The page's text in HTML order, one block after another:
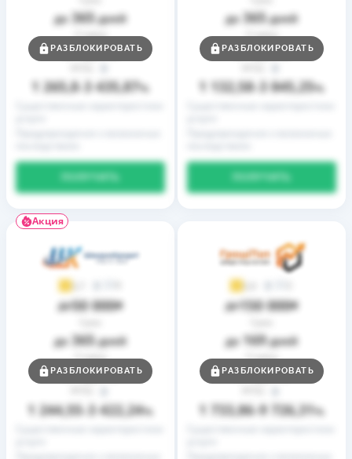
до 365дней
Ставка
от0,01%
1 265,8 3 435,87%
РАЗБЛОКИРОВАТЬ
до 365дней
Ставка
от0,01%
1 132,58 3 845,25%
РАЗБЛОКИРОВАТЬ
Акция
3,7
до50 000₴
до 365дней
Ставка
от0,01%
1 244,55– 3 422,24%
РАЗБЛОКИРОВАТЬ
3,9
до150 000₴
до 169дней
Ставка
от0,01%
1 733,86– 9 726,31%
РАЗБЛОКИРОВАТЬ